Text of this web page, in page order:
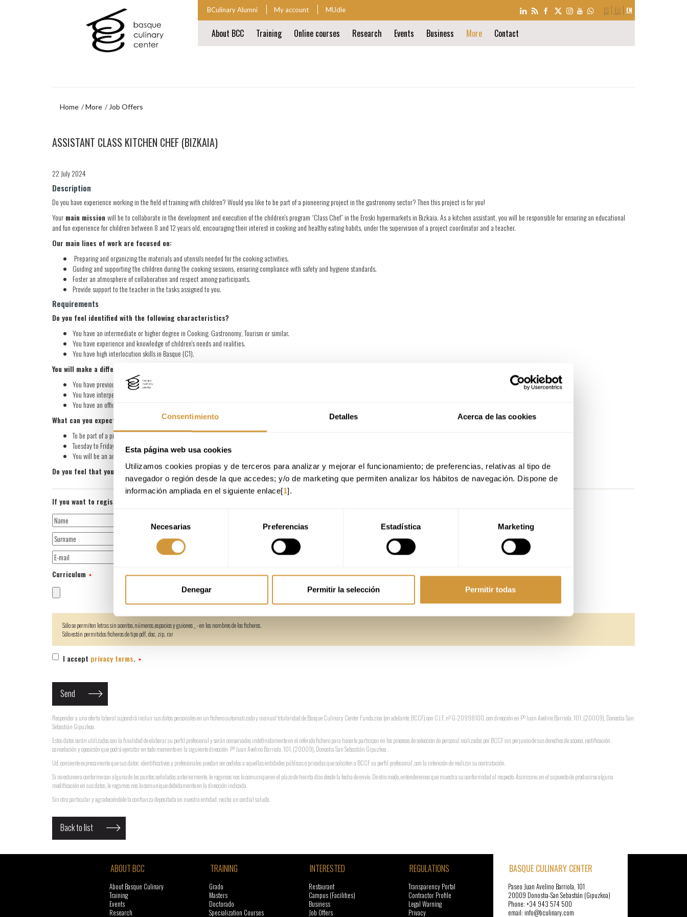
Consentimiento Detalles Acerca de las cookies
Esta página web usa cookies
Utilizamos cookies propias y de terceros para analizar y mejorar el funcionamiento; de preferencias, relativas al tipo de
navegador o región desde la que accedes; y/o de marketing que permiten analizar los hábitos de navegación. Dispone de
información ampliada en el siguiente enlace[1].
Selección
de
consentimiento
Necesarias Preferencias Estadística Marketing
Denegar Permitir la selección Permitir todas
LANGUAGE
SELECTION
ES EU EN
BCulinary Alumni My account MUdle
main
navigation
About BCC Training Online courses Research Events Business More
Contact
Home More Job Offers
ASSISTANT CLASS KITCHEN CHEF (BIZKAIA)
22 July 2024
Description
Do you have experience working in the field of training with children? Would you like to be part of a pioneering project in the gastronomy sector? Then this project is for you!
Your main mission will be to collaborate in the development and execution of the children's program “Class Chef” in the Eroski hypermarkets in Bizkaia. As a kitchen assistant, you will be responsible for ensuring an educational
and fun experience for children between 8 and 12 years old, encouraging their interest in cooking and healthy eating habits, under the supervision of a project coordinator and a teacher.
Our main lines of work are focused on:
Preparing and organizing the materials and utensils needed for the cooking activities.
Guiding and supporting the children during the cooking sessions, ensuring compliance with safety and hygiene standards.
Foster an atmosphere of collaboration and respect among participants.
Provide support to the teacher in the tasks assigned to you.
Requirements
Do you feel identified with the following characteristics?
You have an intermediate or higher degree in Cooking, Gastronomy, Tourism or similar.
You have experience and knowledge of children's needs and realities.
You have high interlocution skills in Basque (C1).
You will make a difference if:
You have previously worked in the education sector.
You have interpersonal communication skills and the ability to work in a team.
You have an official disability certificate equal to or higher than 33%.
What can you expect from Basque Culinary Center?
To be part of a pioneering project in continuous growth with a lot of passion for gastronomy.
Tuesday to Friday mornings from October 2024 to January 2025.
You will be an active part in maintaining a good working environment. We care and care about the people in our team.
Do you feel that you fit in our team? don't hesitate to send us your application!
If you want to register for the job offer, please attach your CV (PDF or Word), which should include your contact information so that we can get in touch with you.
Curriculum
Sólo se permiten letras sin acentos,números,espacios y guiones _ - en los nombres de los ficheros.
Sólo están permitidos ficheros de tipo pdf, doc, zip, rar
I accept privacy terms.
Responder a una oferta laboral supondrá incluir sus datos personales en un fichero automatizado y manual titularidad de Basque Culinary Center Fundazioa (en adelante, BCCF) con C.I.F. nº G-20998100, con dirección en Pº Juan Avelino Barriola, 101, (20009), Donostia San
Sebastián Gipuzkoa.
Estos datos serán utilizados con la finalidad de elaborar su perfil profesional y serán conservados indefinidamente en el referido fichero para hacerle participar en los procesos de selección de personal realizados por BCCF sin perjuicio de sus derechos de acceso, rectificación,
cancelación y oposición que podrá ejercitar en todo momento en la siguiente dirección: Pº Juan Avelino Barriola, 101, (20009), Donostia San Sebastián Gipuzkoa.
Ud. consiente expresamente que sus datos identificativos y profesionales puedan ser cedidos a aquellas entidades públicas o privadas que soliciten a BCCF su perfil profesional, con la intención de realizar su contratación.
Si no estuviera conforme con alguno de los puntos señalados anteriormente, le rogamos nos lo comunique en el plazo de treinta días desde la fecha de envío. De otro modo, entenderemos que muestra su conformidad al respecto. Asimismo, en el supuesto de producirse alguna
modificación en sus datos, le rogamos nos lo comunique debidamente en la dirección indicada.
Sin otro particular y agradeciéndole la confianza depositada en nuestra entidad, reciba un cordial saludo.
Back to list
ABOUT BCC
About Basque Culinary
Training
Events
Research
TRAINING
Grado
Masters
Doctorado
Specialization Courses
INTERESTED
Restaurant
Campus (Facilities)
Business
Job Offers
REGULATIONS
Transparency Portal
Contractor Profile
Legal Warning
Privacy
BASQUE CULINARY CENTER
Paseo Juan Avelino Barriola, 101
20009 Donostia-San Sebastián (Gipuzkoa)
Phone: +34 943 574 500
email: info@bculinary.com